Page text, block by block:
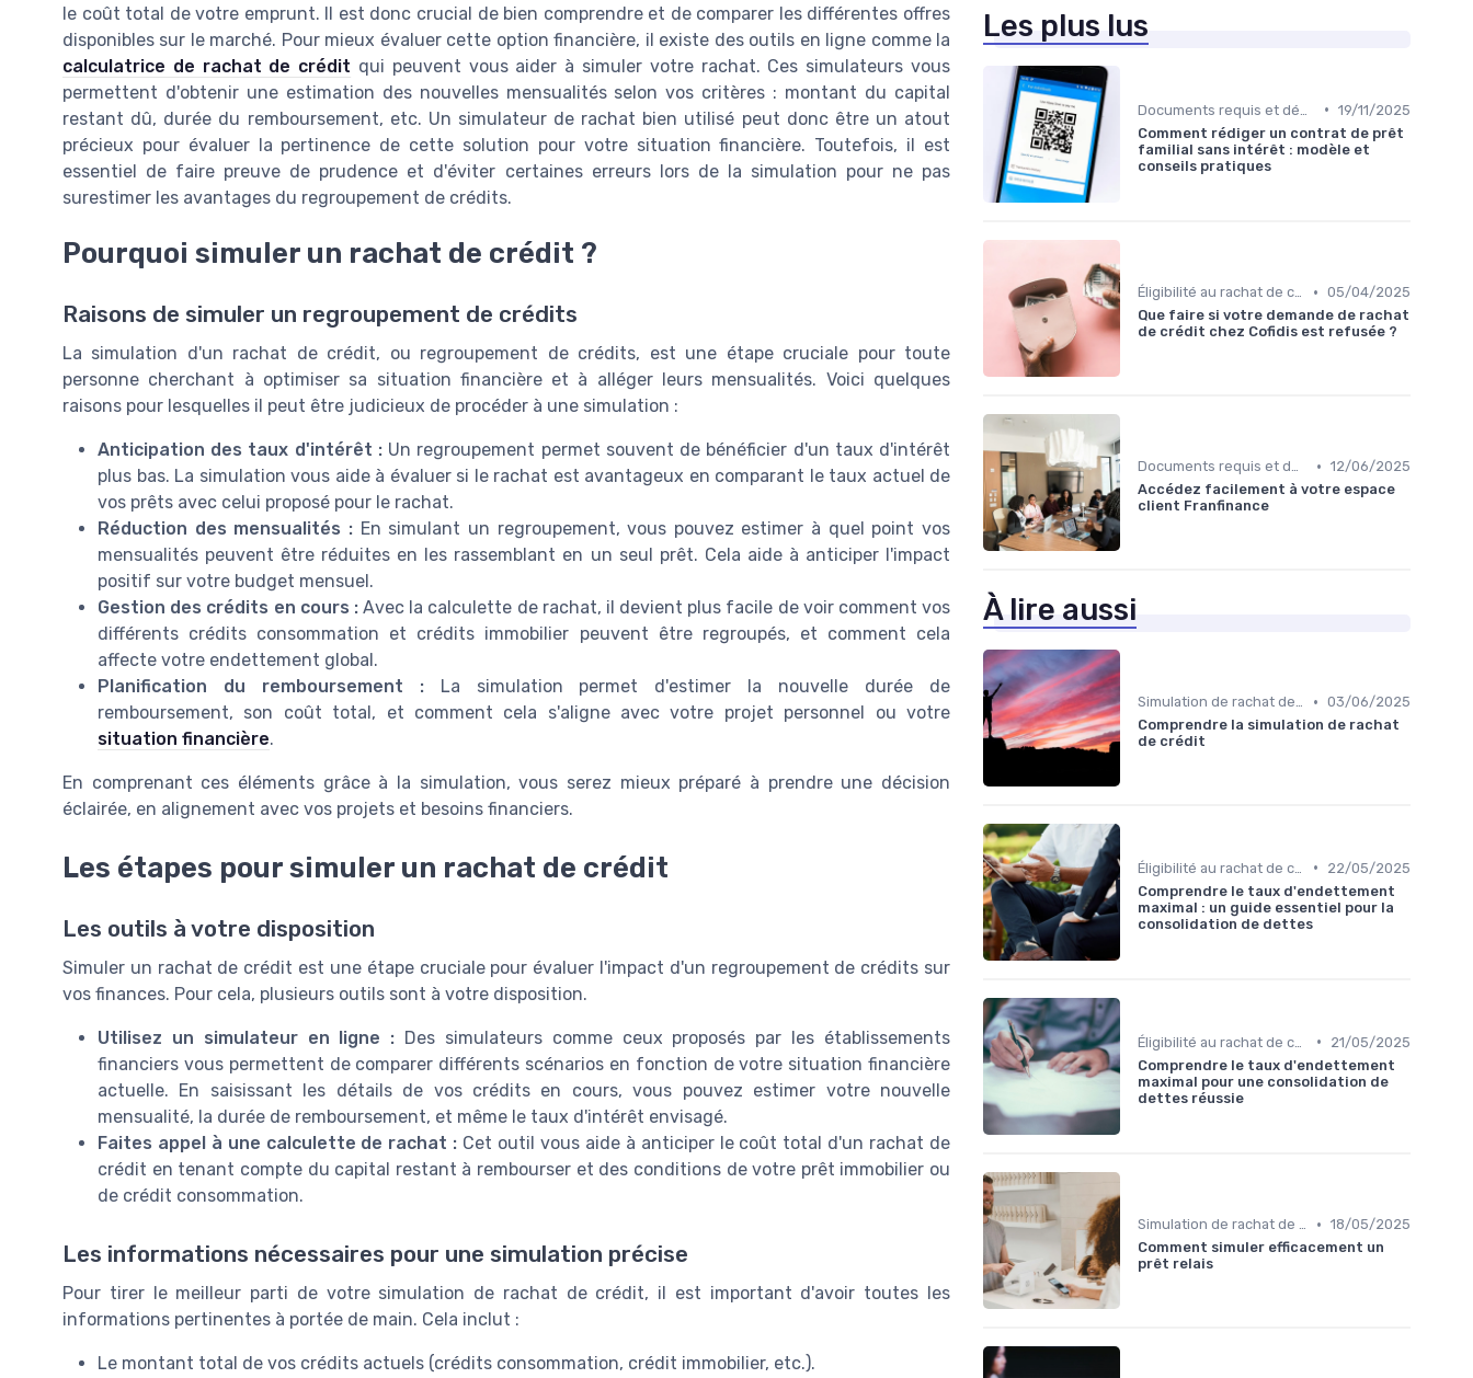
le coût total de votre emprunt. Il est donc crucial de bien comprendre et de comparer les différentes offres
disponibles sur le marché. Pour mieux évaluer cette option financière, il existe des outils en ligne comme la
calculatrice de rachat de crédit qui peuvent vous aider à simuler votre rachat. Ces simulateurs vous
permettent d'obtenir une estimation des nouvelles mensualités selon vos critères : montant du capital
restant dû, durée du remboursement, etc. Un simulateur de rachat bien utilisé peut donc être un atout
précieux pour évaluer la pertinence de cette solution pour votre situation financière. Toutefois, il est
essentiel de faire preuve de prudence et d'éviter certaines erreurs lors de la simulation pour ne pas
surestimer les avantages du regroupement de crédits.
Pourquoi simuler un rachat de crédit ?
Raisons de simuler un regroupement de crédits
La simulation d'un rachat de crédit, ou regroupement de crédits, est une étape cruciale pour toute
personne cherchant à optimiser sa situation financière et à alléger leurs mensualités. Voici quelques
raisons pour lesquelles il peut être judicieux de procéder à une simulation :
Anticipation des taux d'intérêt :Un regroupement permet souvent de bénéficier d'un taux d'intérêt
plus bas. La simulation vous aide à évaluer si le rachat est avantageux en comparant le taux actuel de
vos prêts avec celui proposé pour le rachat.
Réduction des mensualités :En simulant un regroupement, vous pouvez estimer à quel point vos
mensualités peuvent être réduites en les rassemblant en un seul prêt. Cela aide à anticiper l'impact
positif sur votre budget mensuel.
Gestion des crédits en cours :Avec la calculette de rachat, il devient plus facile de voir comment vos
différents crédits consommation et crédits immobilier peuvent être regroupés, et comment cela
affecte votre endettement global.
Planification du remboursement :La simulation permet d'estimer la nouvelle durée de
remboursement, son coût total, et comment cela s'aligne avec votre projet personnel ou votre
situation financière.
En comprenant ces éléments grâce à la simulation, vous serez mieux préparé à prendre une décision
éclairée, en alignement avec vos projets et besoins financiers.
Les étapes pour simuler un rachat de crédit
Les outils à votre disposition
Simuler un rachat de crédit est une étape cruciale pour évaluer l'impact d'un regroupement de crédits sur
vos finances. Pour cela, plusieurs outils sont à votre disposition.
Utilisez un simulateur en ligne : Des simulateurs comme ceux proposés par les établissements
financiers vous permettent de comparer différents scénarios en fonction de votre situation financière
actuelle. En saisissant les détails de vos crédits en cours, vous pouvez estimer votre nouvelle
mensualité, la durée de remboursement, et même le taux d'intérêt envisagé.
Faites appel à une calculette de rachat : Cet outil vous aide à anticiper le coût total d'un rachat de
crédit en tenant compte du capital restant à rembourser et des conditions de votre prêt immobilier ou
de crédit consommation.
Les informations nécessaires pour une simulation précise
Pour tirer le meilleur parti de votre simulation de rachat de crédit, il est important d'avoir toutes les
informations pertinentes à portée de main. Cela inclut :
Le montant total de vos crédits actuels (crédits consommation, crédit immobilier, etc.).
Les plus lus
• 19/11/2025
Comment rédiger un contrat de prêt
familial sans intérêt : modèle et
conseils pratiques
Éligibilité au rachat de crédit • 05/04/2025
Que faire si votre demande de rachat
de crédit chez Cofidis est refusée ?
Documents requis et démarches • 12/06/2025
Accédez facilement à votre espace
client Franfinance
À lire aussi
Simulation de rachat de crédit • 03/06/2025
Comprendre la simulation de rachat
de crédit
•
22/05/2025
Comprendre le taux d'endettement
maximal : un guide essentiel pour la
consolidation de dettes
•
21/05/2025
Comprendre le taux d'endettement
maximal pour une consolidation de
dettes réussie
Simulation de rachat de crédit • 18/05/2025
Comment simuler efficacement un
prêt relais